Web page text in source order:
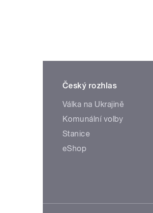
Český rozhlas
Válka na Ukrajině
Komunální volby
Stanice
eShop